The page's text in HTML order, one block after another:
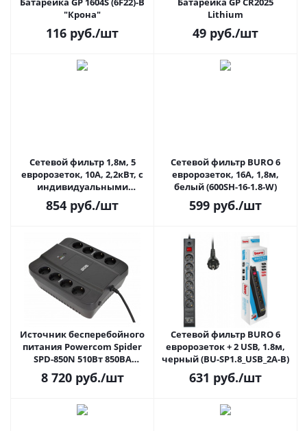
"Крона"
116 руб./шт
Lithium
49 руб./шт
Сетевой фильтр 1,8м, 5
евророзеток, 10А, 2,2кВт, с
индивидуальными
выключателями, черный,
Buro 500SH-1.8-SW-B 1.8м
854 руб./шт
Сетевой фильтр BURO 6
евророзеток, 16А, 1,8м,
белый (600SH-16-1.8-W)
599 руб./шт
Источник бесперебойного
питания Powercom Spider
SPD-850N 510Вт 850ВА
черный
8 720руб./шт
Сетевой фильтр BURO 6
евророзеток + 2 USB, 1.8м,
черный (BU-SP1.8_USB_2A-B)
631 руб./шт